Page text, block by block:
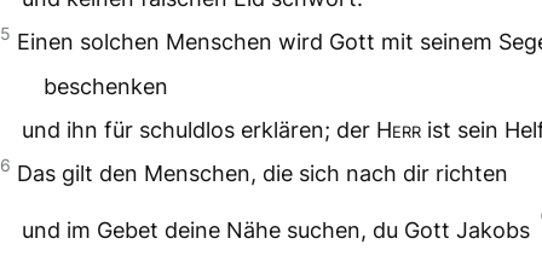
5 Einen solchen Menschen wird Gott mit seinem
beschenken
und ihn für schuldlos erklären; der Herr ist sein
6 Das gilt den Menschen, die sich nach dir richten
und im Gebet deine Nähe suchen, du Gott Jakobs